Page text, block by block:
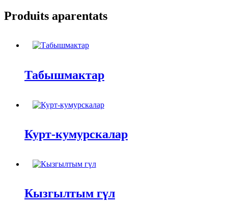
Produits aparentats
Табышмактар
Курт-кумурскалар
Кызгылтым гүл